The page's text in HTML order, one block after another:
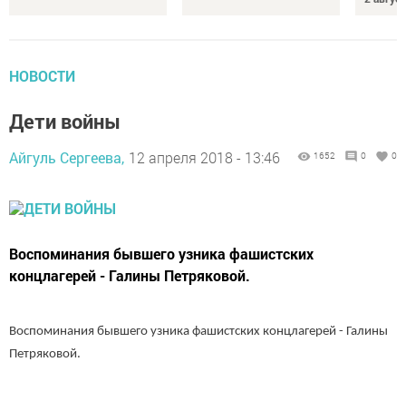
НОВОСТИ
Дети войны
Айгуль Сергеева, 12 апреля 2018 - 13:46 1652 0 0
Воспоминания бывшего узника фашистских
концлагерей - Галины Петряковой.
Воспоминания бывшего узника фашистских концлагерей - Галины
Петряковой.